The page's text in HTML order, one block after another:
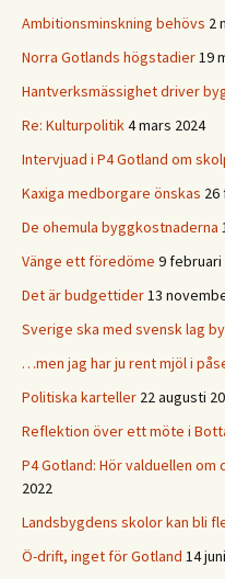
Ambitionsminskning behövs 2
Norra Gotlands högstadier19
Hantverksmässighet driver
Re: Kulturpolitik4 mars 2024
Intervjuad i P4 Gotland om
Kaxiga medborgare önskas 26
De ohemula byggkostnaderna
Vänge ett föredöme 9 februari
Det är budgettider13
Sverige ska med svensk lag
…men jag har ju rent mjöl i
Politiska karteller 22 augusti
Reflektion över ett möte i
P4 Gotland: Hör valduellen om
2022
Landsbygdens skolor kan bli
Ö-drift, inget för Gotland 14